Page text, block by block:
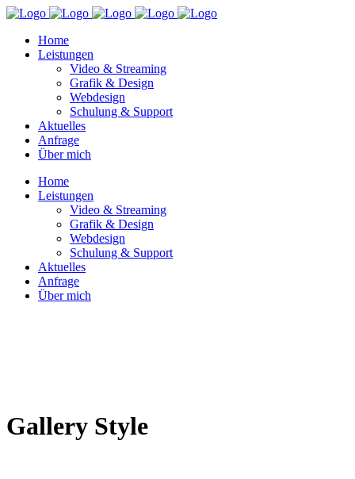
Home
Leistungen
Video & Streaming
Grafik & Design
Webdesign
Schulung & Support
Aktuelles
Anfrage
Über mich
Home
Leistungen
Video & Streaming
Grafik & Design
Webdesign
Schulung & Support
Aktuelles
Anfrage
Über mich
Gallery Style